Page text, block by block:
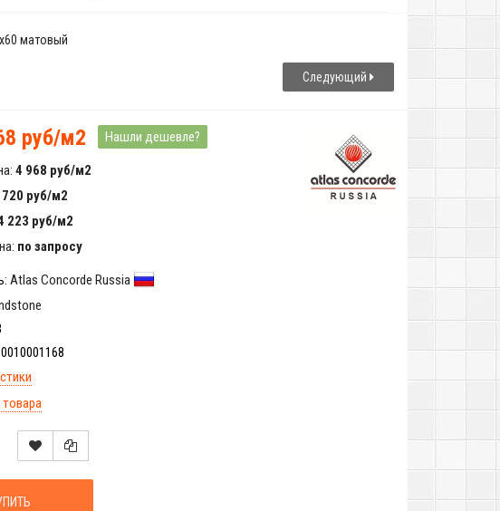
матовый
Следующий
руб/м2 Нашли дешевле?
4 968 руб/м2
руб/м2
223 руб/м2
по запросу
Atlas Concorde Russia
товара